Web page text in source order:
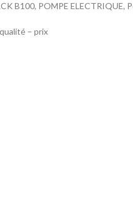
B100, POMPE ELECTRIQUE,
– prix